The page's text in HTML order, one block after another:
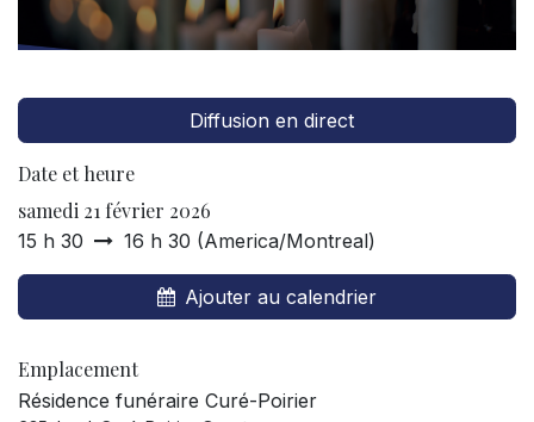
Diffusion en direct
Date et heure
samedi 21 février 2026
15 h 30 16 h 30 (America/Montreal)
Ajouter au calendrier
Emplacement
Résidence funéraire Curé-Poirier